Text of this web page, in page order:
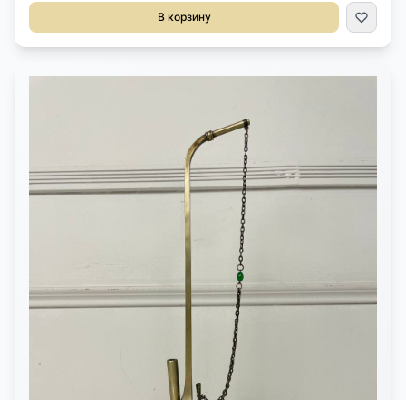
выразительным силуэтом и историческим характером.Размеры:
ширина 12 см, глубина 4,5 см, высота 41 см.
В корзину